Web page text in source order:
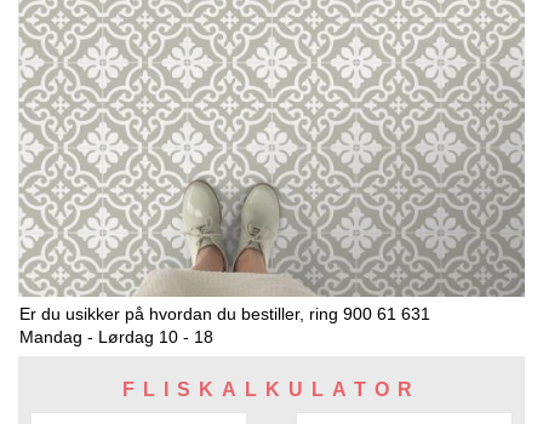
Er du usikker på hvordan du bestiller, ring 900 61 631
Mandag - Lørdag 10 - 18
FLISKALKULATOR